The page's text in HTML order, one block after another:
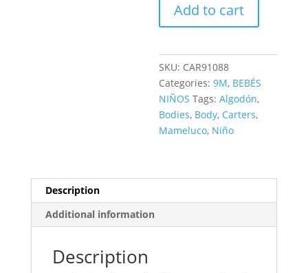
MANGA
Add to cart
SKU: CAR91088
Categories:9M, BEBÉS
NIÑOS Tags:Algodón,
Bodies, Body, Carters,
Mameluco, Niño
Description
Additional information
Description